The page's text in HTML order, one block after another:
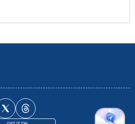
貝瑞塔手槍被查獲，遭通緝逃